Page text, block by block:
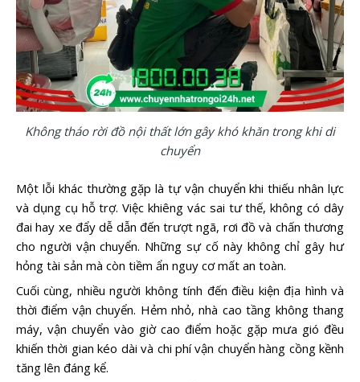
Không tháo rời đồ nội thất lớn gây khó khăn trong khi di
chuyển
Một lỗi khác thường gặp là tự vận chuyển khi thiếu nhân lực
và dụng cụ hỗ trợ. Việc khiêng vác sai tư thế, không có dây
đai hay xe đẩy dễ dẫn đến trượt ngã, rơi đồ và chấn thương
cho người vận chuyển. Những sự cố này không chỉ gây hư
hỏng tài sản mà còn tiềm ẩn nguy cơ mất an toàn.
Cuối cùng, nhiều người không tính đến điều kiện địa hình và
thời điểm vận chuyển. Hẻm nhỏ, nhà cao tầng không thang
máy, vận chuyển vào giờ cao điểm hoặc gặp mưa gió đều
khiến thời gian kéo dài và chi phí vận chuyển hàng cồng kềnh
tăng lên đáng kể.